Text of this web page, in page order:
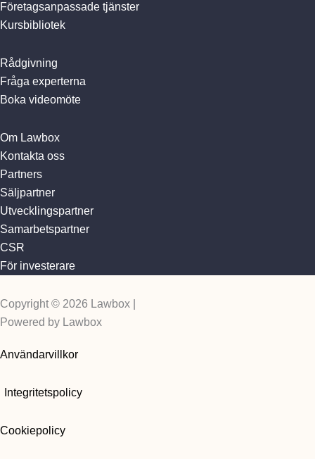
Företagsanpassade tjänster
Kursbibliotek
Rådgivning
Fråga experterna
Boka videomöte
Om Lawbox
Kontakta oss
Partners
Säljpartner
Utvecklingspartner
Samarbetspartner
CSR
För investerare
Copyright © 2026 Lawbox |
Powered by Lawbox
Användarvillkor
Integritetspolicy
Cookiepolicy